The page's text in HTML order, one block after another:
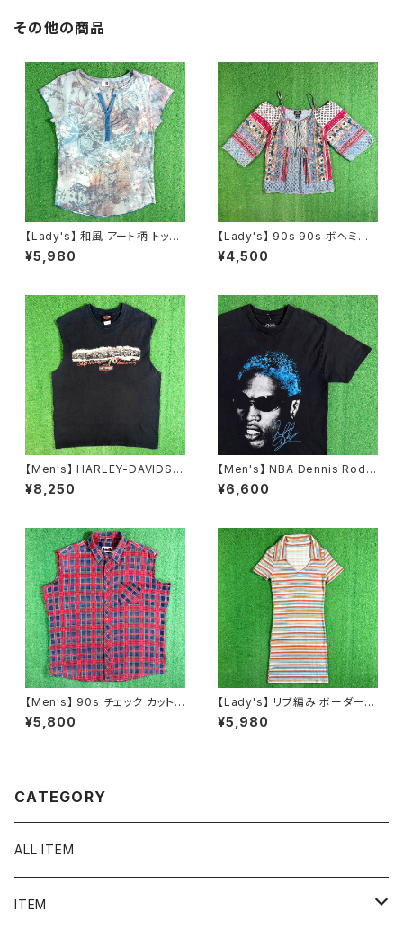
その他の商品
【Lady's】 和風 アート柄 トップ
ス / アメリカ製 USA製 古着 レ
ディース T-Shirt ティーシャツ
¥5,980
【Lady's】 90s 90s ボヘミア
ン パッチワーク柄 レース プルオ
ーバー トップス / 90年代 半袖
¥4,500
【Men's】 HARLEY-DAVIDSO
N ノースリーブ Tシャツ / 古着
メンズ ハーレーダビッドソン ハ
¥8,250
【Men's】 NBA Dennis Rodm
an オフィシャル Tシャツ / ティ
ーシャツ T-Shirt 古着 ロッドマ
¥6,600
【Men's】 90s チェック カットオ
フ フランネル ノースリーブ シャ
ツ / 90年代 ベスト 古着 ネルシ
¥5,800
【Lady's】 リブ編み ボーダー
スキッパー ワンピース / 古着 ワ
ンピ 半袖 2262
¥5,980
CATEGORY
ALL ITEM
ITEM